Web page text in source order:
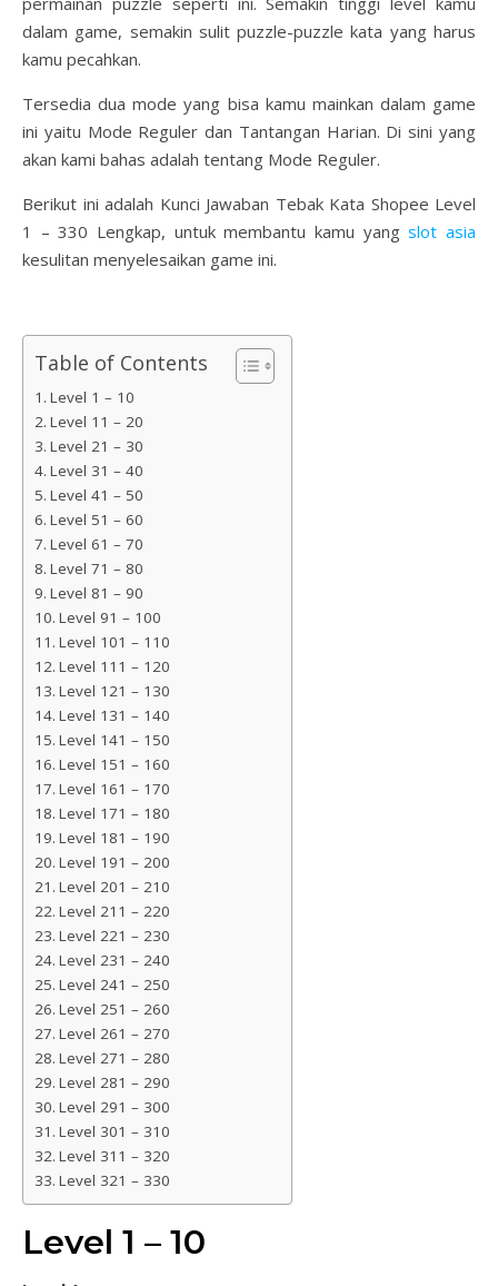
dalam game, semakin sulit puzzle-puzzle kata yang harus
kamu pecahkan.
Tersedia dua mode yang bisa kamu mainkan dalam game
ini yaitu Mode Reguler dan Tantangan Harian. Di sini yang
akan kami bahas adalah tentang Mode Reguler.
Berikut ini adalah Kunci Jawaban Tebak Kata Shopee Level
1 – 330 Lengkap, untuk membantu kamu yangslot asia
kesulitan menyelesaikan game ini.
Table of Contents
Level 1 – 10
Level 11 – 20
Level 21 – 30
Level 31 – 40
Level 41 – 50
Level 51 – 60
Level 61 – 70
Level 71 – 80
Level 81 – 90
Level 91 – 100
Level 101 – 110
Level 111 – 120
Level 121 – 130
Level 131 – 140
Level 141 – 150
Level 151 – 160
Level 161 – 170
Level 171 – 180
Level 181 – 190
Level 191 – 200
Level 201 – 210
Level 211 – 220
Level 221 – 230
Level 231 – 240
Level 241 – 250
Level 251 – 260
Level 261 – 270
Level 271 – 280
Level 281 – 290
Level 291 – 300
Level 301 – 310
Level 311 – 320
Level 321 – 330
Level 1 – 10